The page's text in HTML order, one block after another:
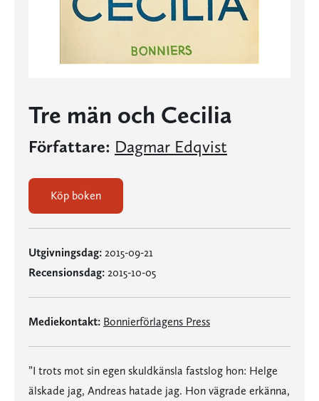
Tre män och Cecilia
Författare: Dagmar Edqvist
Köp boken
Utgivningsdag: 2015-09-21
Recensionsdag: 2015-10-05
Mediekontakt: Bonnierförlagens Press
”I trots mot sin egen skuldkänsla fastslog hon: Helge
älskade jag, Andreas hatade jag. Hon vägrade erkänna,